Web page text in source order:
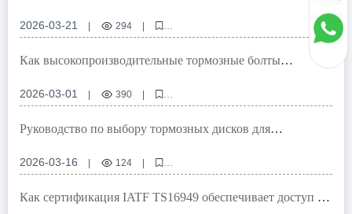
выбором по всему миру? -莱州冠晫贸易有限公司
2026-03-21 | 294
|
Выбор материала для тормозных дисков коммерческих
автомобилей
Тормозные диски из серого чугуна GG20
Безопасность тормозной системы коммерческих автомобилей
Как высокопроизводительные тормозные болты
Технические принципы и сценарии применения
2026-03-01 | 390
|
Высокопроизводительные тормозные болты
Безопасность автомобильного торможения
Антидеградационные свойства тормозных болтов
Алюминиевые тормозные болты
Руководство по выбору тормозных дисков для
Как выбрать продукты, соответствующие сертификату E-
MARK R90
2026-03-16 | 124
|
Руководство по выбору тормозных дисков для коммерческих
автомобилей
Тормозные диски с сертификатом E-MARK R90
Как сертификация IATF TS16949 обеспечивает доступ к